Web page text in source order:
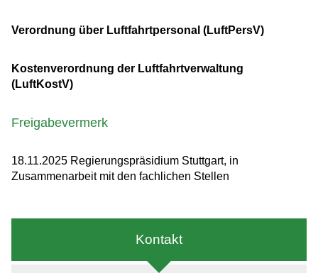
Verordnung über Luftfahrtpersonal (LuftPersV)
Kostenverordnung der Luftfahrtverwaltung
(LuftKostV)
Freigabevermerk
18.11.2025 Regierungspräsidium Stuttgart, in
Zusammenarbeit mit den fachlichen Stellen
Kontakt